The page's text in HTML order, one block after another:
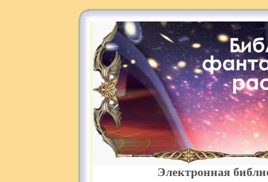
Электронная